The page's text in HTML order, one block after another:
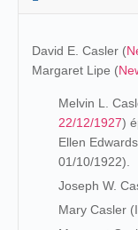
David E. Casler (
Margaret Lipe (
Melvin L.
22/12/1927)
Ellen
01/10/1922).
Joseph W.
Mary Casler